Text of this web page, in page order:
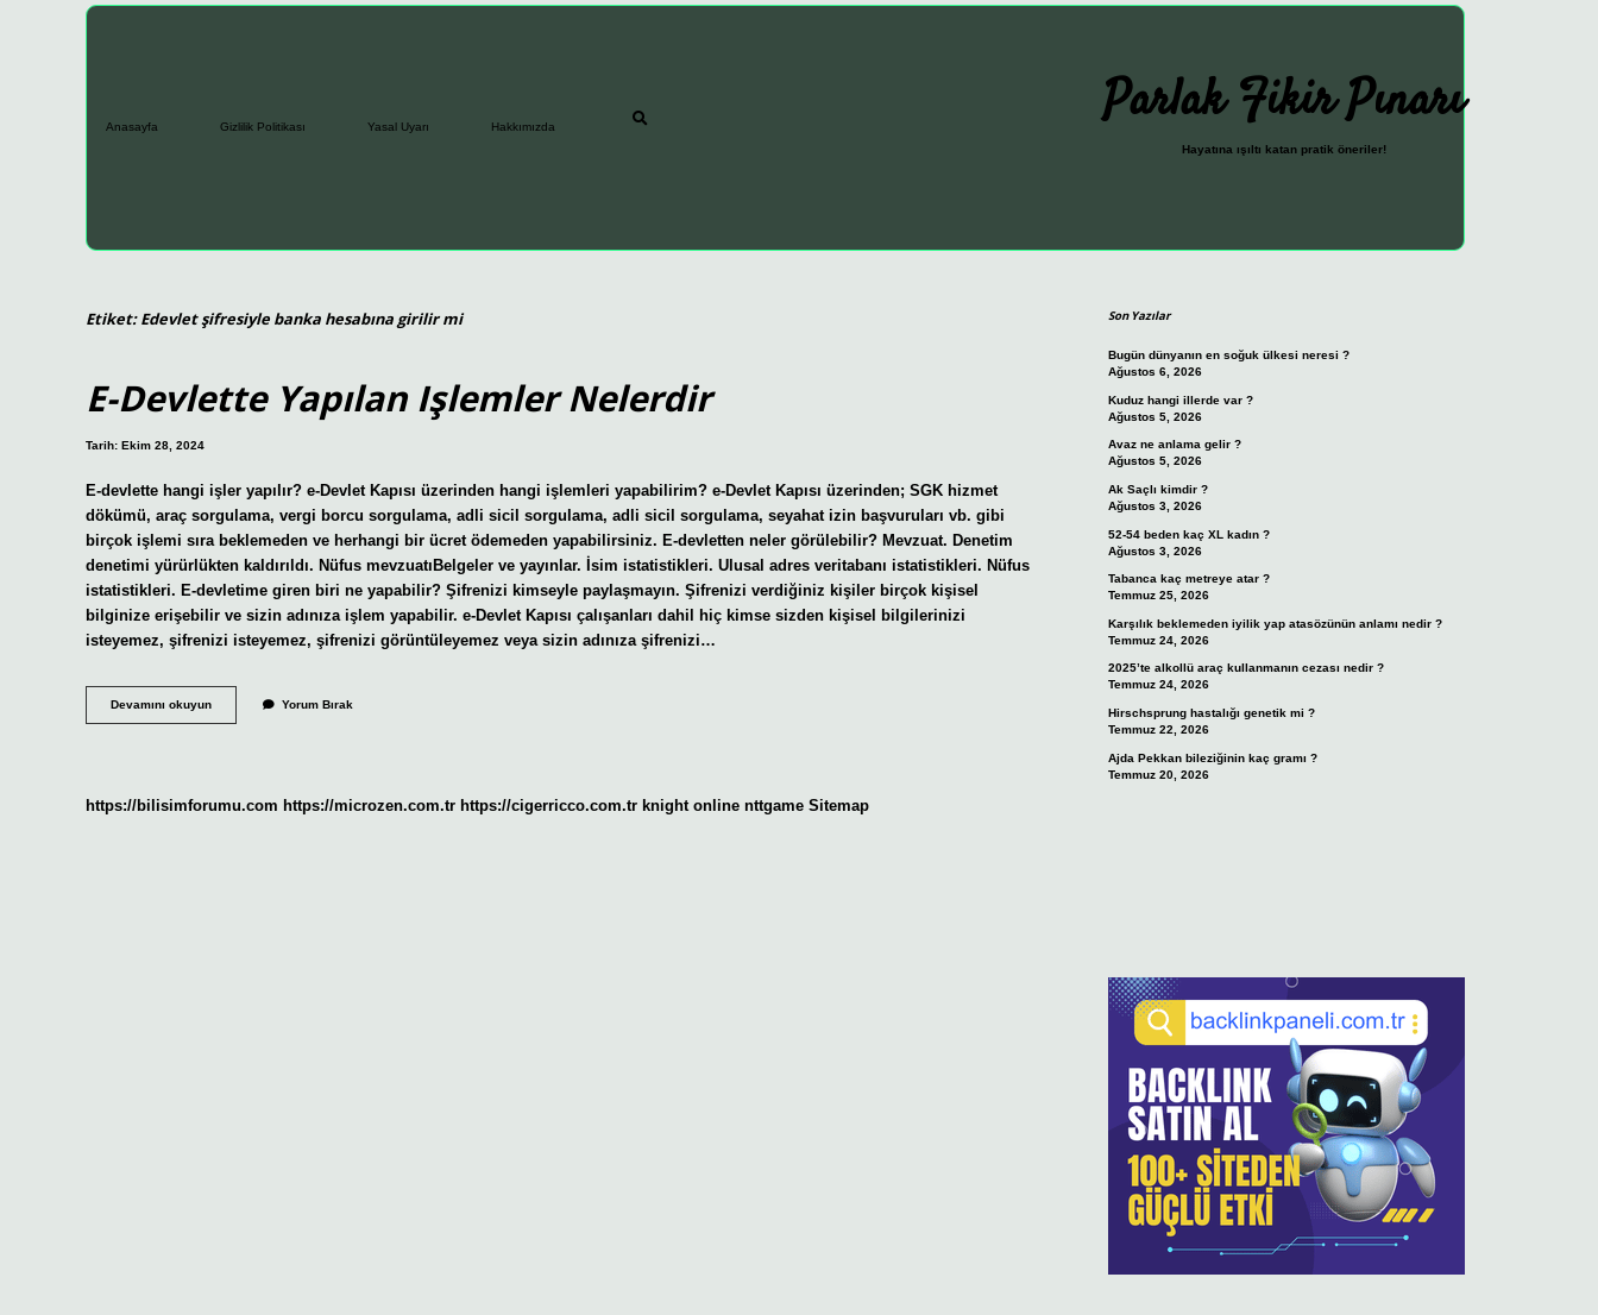
Anasayfa Gizlilik Politikası Yasal Uyarı Hakkımızda Parlak Fikir Pınarı
Hayatına ışıltı katan pratik öneriler!
Etiket:Edevlet şifresiyle banka hesabına girilir mi
E-Devlette Yapılan Işlemler Nelerdir
Tarih: Ekim 28, 2024
E-devlette hangi işler yapılır? e-Devlet Kapısı üzerinden hangi işlemleri yapabilirim? e-Devlet Kapısı üzerinden; SGK hizmet
dökümü, araç sorgulama, vergi borcu sorgulama, adli sicil sorgulama, adli sicil sorgulama, seyahat izin başvuruları vb. gibi
birçok işlemi sıra beklemeden ve herhangi bir ücret ödemeden yapabilirsiniz. E-devletten neler görülebilir? Mevzuat. Denetim
denetimi yürürlükten kaldırıldı. Nüfus mevzuatıBelgeler ve yayınlar. İsim istatistikleri. Ulusal adres veritabanı istatistikleri. Nüfus
istatistikleri. E-devletime giren biri ne yapabilir? Şifrenizi kimseyle paylaşmayın. Şifrenizi verdiğiniz kişiler birçok kişisel
bilginize erişebilir ve sizin adınıza işlem yapabilir. e-Devlet Kapısı çalışanları dahil hiç kimse sizden kişisel bilgilerinizi
isteyemez, şifrenizi isteyemez, şifrenizi görüntüleyemez veya sizin adınıza şifrenizi…
Devamını okuyunE-
Devlette
Yorum Bırak
https://bilisimforumu.com https://microzen.com.tr https://cigerricco.com.tr knight online nttgame Sitemap
Son Yazılar
Bugün dünyanın en soğuk ülkesi neresi ?
Ağustos 6, 2026
Kuduz hangi illerde var ?
Ağustos 5, 2026
Avaz ne anlama gelir ?
Ağustos 5, 2026
Ak Saçlı kimdir ?
Ağustos 3, 2026
52-54 beden kaç XL kadın ?
Ağustos 3, 2026
Tabanca kaç metreye atar ?
Temmuz 25, 2026
Karşılık beklemeden iyilik yap atasözünün anlamı nedir ?
Temmuz 24, 2026
2025’te alkollü araç kullanmanın cezası nedir ?
Temmuz 24, 2026
Hirschsprung hastalığı genetik mi ?
Temmuz 22, 2026
Ajda Pekkan bileziğinin kaç gramı ?
Temmuz 20, 2026